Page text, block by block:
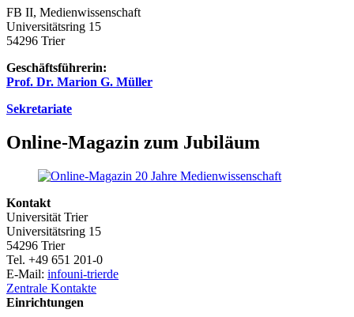
FB II, Medienwissenschaft
Universitätsring 15
54296 Trier
Geschäftsführerin:
Prof. Dr. Marion G. Müller
Sekretariate
Online-Magazin zum Jubiläum
Kontakt
Universität Trier
Universitätsring 15
54296 Trier
Tel. +49 651 201-0
E-Mail: infouni-trierde
Zentrale Kontakte
Einrichtungen